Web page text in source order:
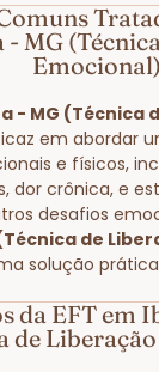
MG
- MG (Técnica
em abordar
e físicos,
dor crônica, e
desafios
de
solução
da EFT em
de